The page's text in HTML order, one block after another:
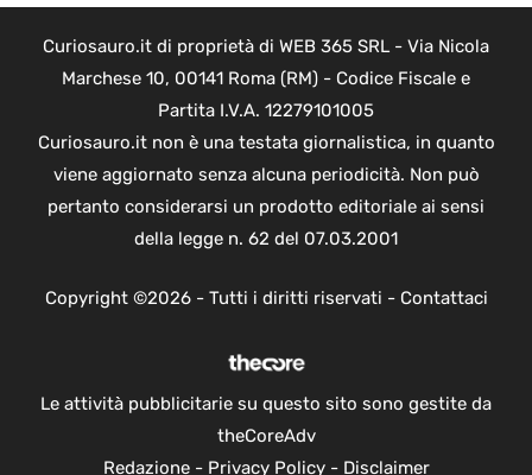
Curiosauro.it di proprietà di WEB 365 SRL - Via Nicola
Marchese 10, 00141 Roma (RM) - Codice Fiscale e
Partita I.V.A. 12279101005
Curiosauro.it non è una testata giornalistica, in quanto
viene aggiornato senza alcuna periodicità. Non può
pertanto considerarsi un prodotto editoriale ai sensi
della legge n. 62 del 07.03.2001
Copyright ©2026 - Tutti i diritti riservati - Contattaci
Le attività pubblicitarie su questo sito sono gestite da
theCoreAdv
Redazione- Privacy Policy- Disclaimer